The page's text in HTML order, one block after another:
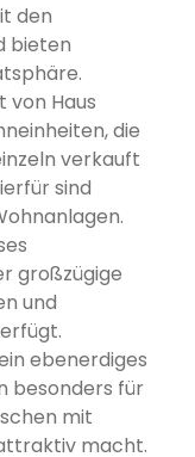
den
bieten
von Haus
die
verkauft
sind
großzügige
und
ebenerdiges
besonders für
mit
macht.